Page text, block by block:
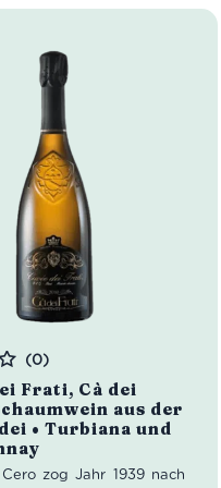
Frati, Cà dei
aus der
• Turbiana und
(0)
zog Jahr 1939 nach